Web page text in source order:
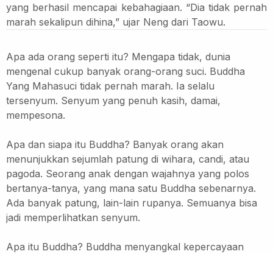
yang berhasil mencapai kebahagiaan. “Dia tidak pernah
marah sekalipun dihina,” ujar Neng dari Taowu.
Apa ada orang seperti itu? Mengapa tidak, dunia
mengenal cukup banyak orang-orang suci. Buddha
Yang Mahasuci tidak pernah marah. Ia selalu
tersenyum. Senyum yang penuh kasih, damai,
mempesona.
Apa dan siapa itu Buddha? Banyak orang akan
menunjukkan sejumlah patung di wihara, candi, atau
pagoda. Seorang anak dengan wajahnya yang polos
bertanya-tanya, yang mana satu Buddha sebenarnya.
Ada banyak patung, lain-lain rupanya. Semuanya bisa
jadi memperlihatkan senyum.
Apa itu Buddha? Buddha menyangkal kepercayaan